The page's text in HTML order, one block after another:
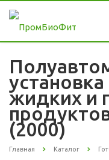
жидких и
(2000)
Главная Каталог